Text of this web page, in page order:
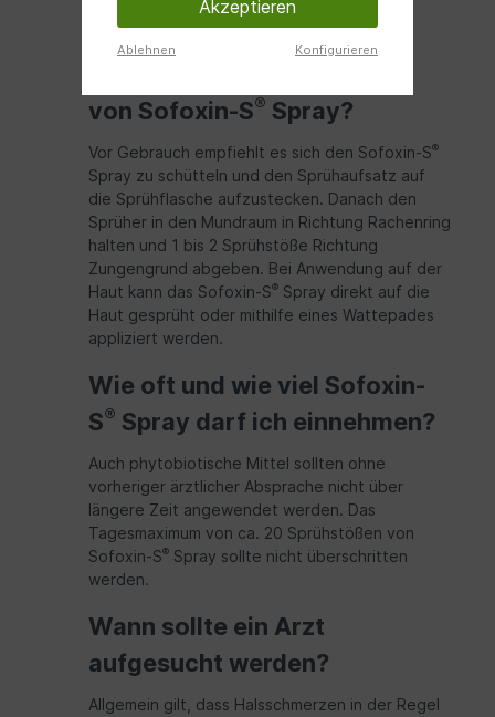
Anwendung ab dem 14-ten Lebensjahr zu
empfehlen.
von Sofoxin-S® Spray?
Vor Gebrauch empfiehlt es sich den Sofoxin-S®
Spray zu schütteln und den Sprühaufsatz auf
die Sprühflasche aufzustecken. Danach den
Sprüher in den Mundraum in Richtung Rachenring
halten und 1 bis 2 Sprühstöße Richtung
Zungengrund abgeben. Bei Anwendung auf der
Haut kann das Sofoxin-S® Spray direkt auf die
Haut gesprüht oder mithilfe eines Wattepades
appliziert werden.
Wie oft und wie viel Sofoxin-
S® Spray darf ich einnehmen?
Auch phytobiotische Mittel sollten ohne
vorheriger ärztlicher Absprache nicht über
längere Zeit angewendet werden. Das
Tagesmaximum von ca. 20 Sprühstößen von
Sofoxin-S® Spray sollte nicht überschritten
werden.
Wann sollte ein Arzt
aufgesucht werden?
Allgemein gilt, dass Halsschmerzen in der Regel
Akzeptieren
Ablehnen Konfigurieren